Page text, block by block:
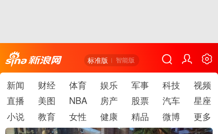
标准版 智能版
新闻 财经 体育 娱乐 军事 科技
视频
直播
美图 NBA 房产 股票 汽车
星座
小说
教育 女性 健康 精品 微博 更多